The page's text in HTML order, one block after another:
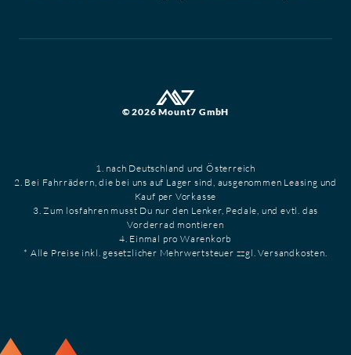
© 2026 Mount7 GmbH
1. nach Deutschland und Österreich
2. Bei Fahrrädern, die bei uns auf Lager sind, ausgenommen Leasing und
Kauf per Vorkasse
3. Zum losfahren musst Du nur den Lenker, Pedale, und evtl. das
Vorderrad montieren
4. Einmal pro Warenkorb
* Alle Preise inkl. gesetzlicher Mehrwertsteuer zzgl. Versandkosten.